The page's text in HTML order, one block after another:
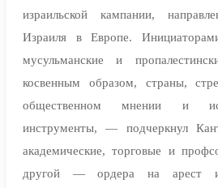
израильской кампании,
Израиля в Европе.
мусульманские и
косвенным образом, страны,
общественном мнении и
инструменты, — подчеркнул
академические, торговые и
другой — ордера на арест